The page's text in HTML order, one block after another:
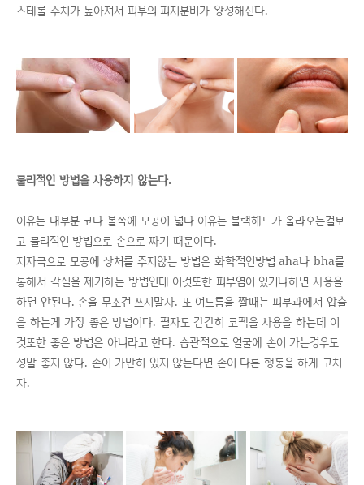
스테롤 수치가 높아져서 피부의 피지분비가 왕성해진다.
물리적인 방법을 사용하지 않는다.
이유는 대부분 코나 볼쪽에 모공이 넓다 이유는 블랙헤드가 올라오는걸보
고 물리적인 방법으로 손으로 짜기 때문이다.
저자극으로 모공에 상처를 주지않는 방법은 화학적인방법 aha나 bha를
통해서 각질을 제거하는 방법인데 이것또한 피부염이 있거나하면 사용을
하면 안된다. 손을 무조건 쓰지말자. 또 여드름을 짤때는 피부과에서 압출
을 하는게 가장 좋은 방법이다. 필자도 간간히 코팩을 사용을 하는데 이
것또한 좋은 방법은 아니라고 한다. 습관적으로 얼굴에 손이 가는경우도
정말 좋지 않다. 손이 가만히 있지 않는다면 손이 다른 행동을 하게 고치
자.